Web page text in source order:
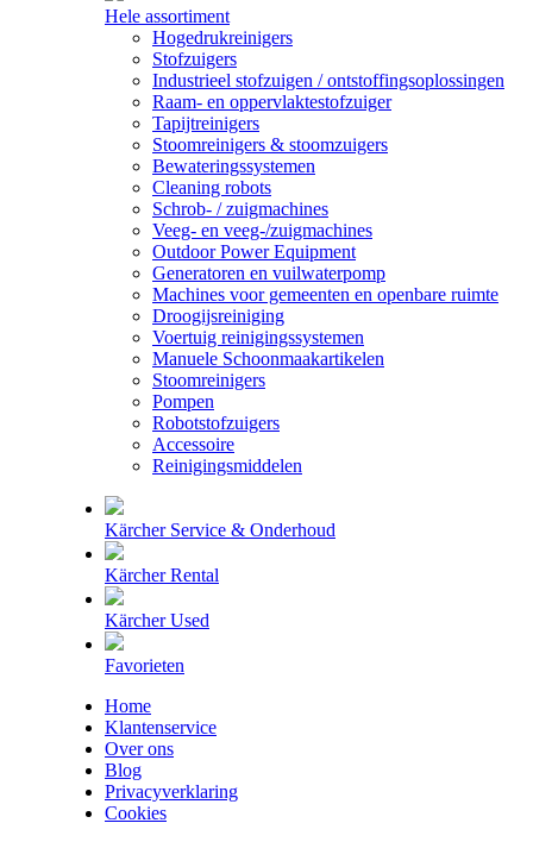
Hele assortiment
Hogedrukreinigers
Stofzuigers
Industrieel stofzuigen / ontstoffingsoplossingen
Raam- en oppervlaktestofzuiger
Tapijtreinigers
Stoomreinigers & stoomzuigers
Bewateringssystemen
Cleaning robots
Schrob- / zuigmachines
Veeg- en veeg-/zuigmachines
Outdoor Power Equipment
Generatoren en vuilwaterpomp
Machines voor gemeenten en openbare ruimte
Droogijsreiniging
Voertuig reinigingssystemen
Manuele Schoonmaakartikelen
Stoomreinigers
Pompen
Robotstofzuigers
Accessoire
Reinigingsmiddelen
Kärcher Service & Onderhoud
Kärcher Rental
Kärcher Used
Favorieten
Home
Klantenservice
Over ons
Blog
Privacyverklaring
Cookies